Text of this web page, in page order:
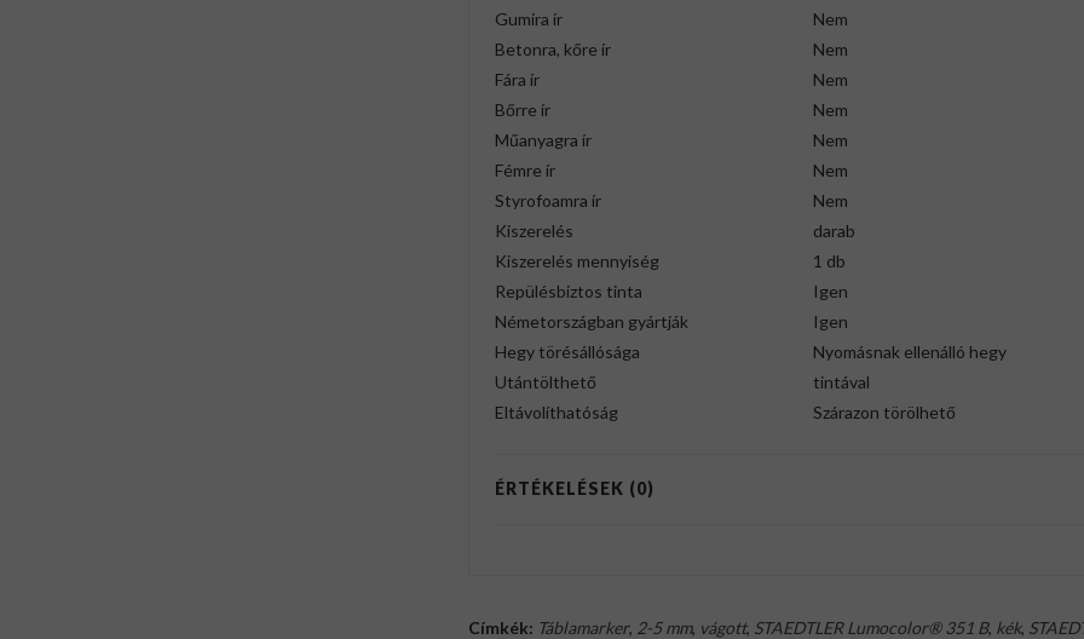
Gumira ír
Nem
Betonra, kőre ír
Nem
Fára ír
Nem
Bőrre ír
Nem
Műanyagra ír
Nem
Fémre ír
Nem
Styrofoamra ír
Nem
Kiszerelés
darab
Kiszerelés mennyiség
1 db
Repülésbiztos tinta
Igen
Németországban gyártják
Igen
Hegy törésállósága
Nyomásnak ellenálló hegy
Utántölthető
tintával
Eltávolíthatóság
Szárazon törölhető
ÉRTÉKELÉSEK (0)
Címkék: Táblamarker, 2-5 mm, vágott, STAEDTLER Lumocolor® 351 B, kék,